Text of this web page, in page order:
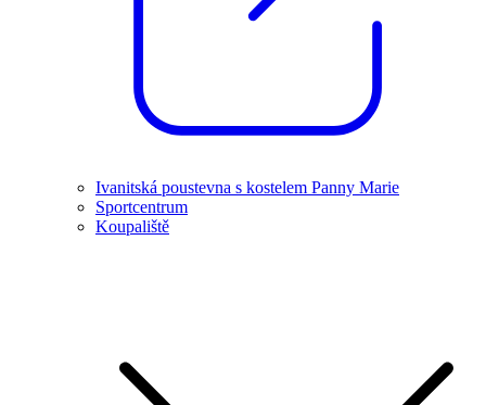
Ivanitská poustevna s kostelem Panny Marie
Sportcentrum
Koupaliště